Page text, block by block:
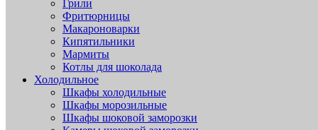
Грили
Фритюрницы
Макароноварки
Кипятильники
Мармиты
Котлы для шоколада
Холодильное
Шкафы холодильные
Шкафы морозильные
Шкафы шоковой заморозки